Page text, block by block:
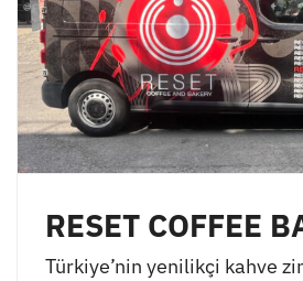
RESET COFFEE
Türkiye’nin yenilikçi kahve